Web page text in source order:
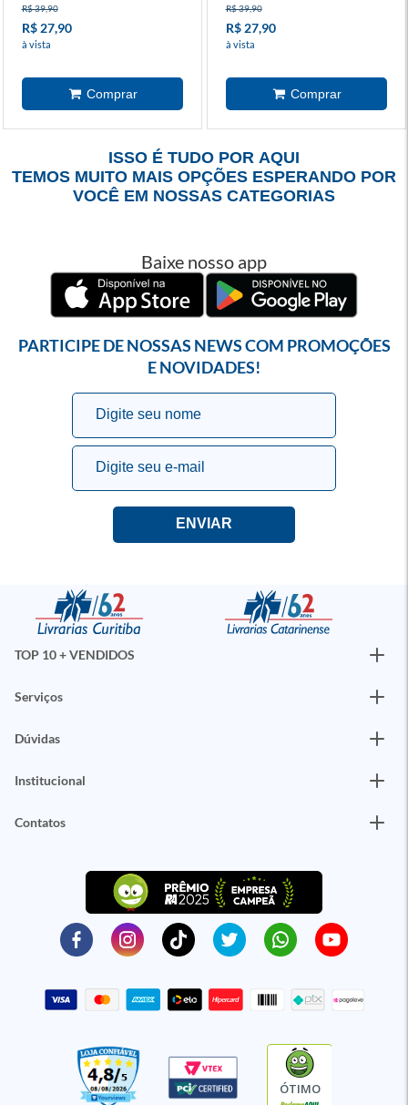
R$ 39,90
R$ 27,90
à vista
R$ 39,90
R$ 27,90
à vista
ISSO É TUDO POR AQUI
TEMOS MUITO MAIS OPÇÕES ESPERANDO POR
VOCÊ EM NOSSAS CATEGORIAS
Baixe nosso app
PARTICIPE DE NOSSAS NEWS COM PROMOÇÕES
E NOVIDADES!
TOP 10 + VENDIDOS
Serviços
Dúvidas
Institucional
Contatos
ÓTIMO